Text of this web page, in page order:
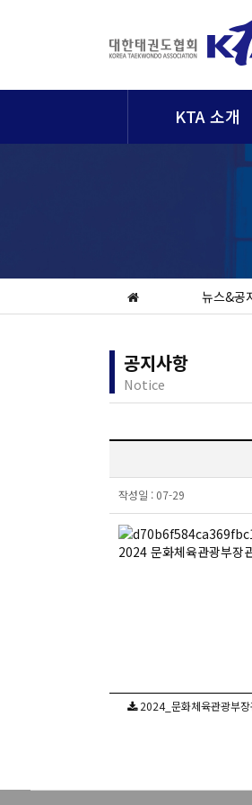
KTA 소개
뉴스&공
공지사항
Notice
작성일 : 07-29
2024 문화체육관광부장
2024_문화체육관광부